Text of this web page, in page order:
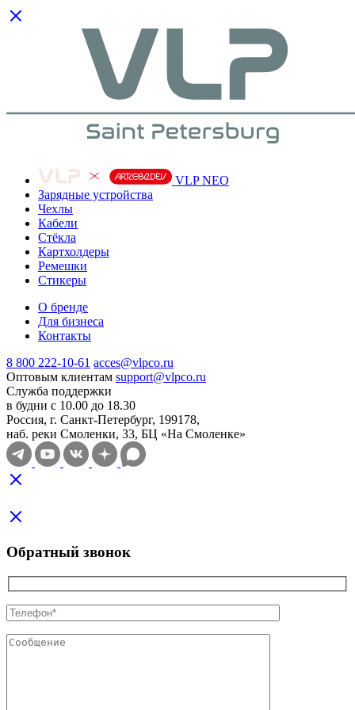
VLP NEO
Зарядные устройства
Чехлы
Кабели
Cтёкла
Картхолдеры
Ремешки
Стикеры
О бренде
Для бизнеса
Контакты
8 800 222-10-61 acces@vlpco.ru
Оптовым клиентам support@vlpco.ru
Служба поддержки
в будни с 10.00 до 18.30
Россия, г. Санкт-Петербург, 199178,
наб. реки Смоленки, 33, БЦ «На Смоленке»
Обратный звонок